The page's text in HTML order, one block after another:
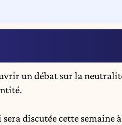
un débat sur la
discutée cette semaine